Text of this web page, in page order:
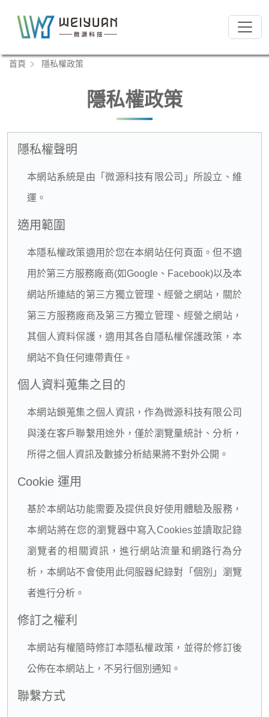
內首頁 隱私權政策
隱私權政策
隱私權聲明
本網站系統是由「微源科技有限公司」所設立、維
運。
適用範圍
本隱私權政策適用於您在本網站任何頁面。但不適
用於第三方服務廠商(如Google、Facebook)以及本
網站所連結的第三方獨立管理、經營之網站，關於
第三方服務廠商及第三方獨立管理、經營之網站，
其個人資料保護，適用其各自隱私權保護政策，本
網站不負任何連帶責任。
個人資料蒐集之目的
本網站鎖蒐集之個人資訊，作為微源科技有限公司
與淺在客戶聯繫用途外，僅於瀏覽量統計、分析，
所得之個人資訊及數據分析結果將不對外公開。
Cookie 運用
基於本網站功能需要及提供良好使用體驗及服務，
本網站將在您的瀏覽器中寫入Cookies並讀取記錄
瀏覽者的相關資訊，進行網站流量和網路行為分
析，本網站不會使用此伺服器紀錄對「個別」瀏覽
者進行分析。
修訂之權利
本網站有權隨時修訂本隱私權政策，並得於修訂後
公佈在本網站上，不另行個別通知。
聯繫方式